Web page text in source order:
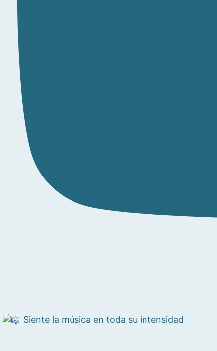
Siente la música en toda su intensidad